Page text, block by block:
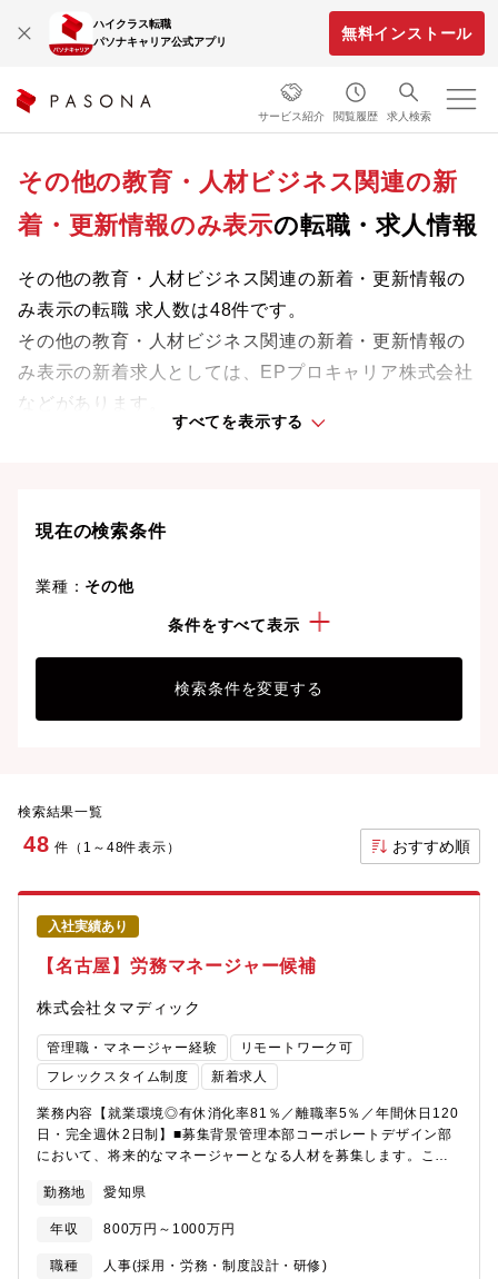
ハイクラス転職
パソナキャリア公式アプリ
無料インストール
サービス紹介 閲覧履歴 求人検索
その他の教育・人材ビジネス関連の新
着・更新情報のみ表示の転職・求人情報
その他の教育・人材ビジネス関連の新着・更新情報の
み表示の転職 求人数は48件です。
その他の教育・人材ビジネス関連の新着・更新情報の
み表示の新着求人としては、EPプロキャリア株式会社
などがあります。
業界をリードする企業や革新的なプロジェクトに携わ
すべてを表示する
現在の検索条件
業種： その他
新着求人条件をすべて表示
検索条件を変更する
検索結果一覧
48 件（1～48件表示） おすすめ順
入社実績あり
【名古屋】労務マネージャー候補
株式会社タマディック
管理職・マネージャー経験
リモートワーク可
フレックスタイム制度
新着求人
業務内容【就業環境◎有休消化率81％／離職率5％／年間休日120
日・完全週休2日制】■募集背景管理本部コーポレートデザイン部
において、将来的なマネージャーとなる人材を募集します。これ
かしながら、担当領域を広げていただくことを期待しています。
将来的には労務部門の責任者として、経営層と連携しながら組織
運営や制度戦略の推進を担っていただきます。■職務内容：労務業
務全般の管理および組織運営をお任せします。メンバーのマネジ
勤務地 愛知県
年収 800万円～1000万円
職種
人事(採用・労務・制度設計・研修)